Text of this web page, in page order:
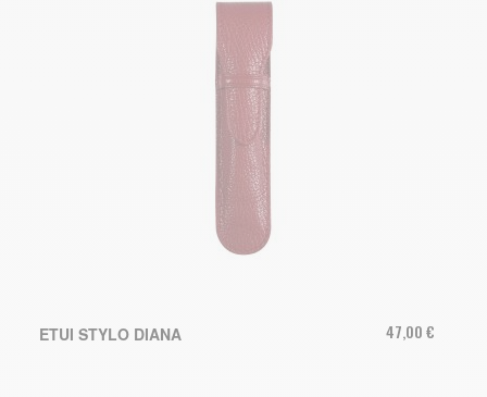
ETUI STYLO DIANA 47,00 €